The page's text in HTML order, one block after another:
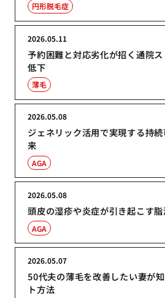
円形脱毛症
予約困難と対応劣化が招く通院
低下
2026.05.11
薄毛
ジェネリック活用で実現する持
来
2026.05.08
AGA
頭皮の湿疹や炎症が引き起こす
2026.05.08
AGA
50代夫の薄毛を改善したい妻が
ト方法
2026.05.07